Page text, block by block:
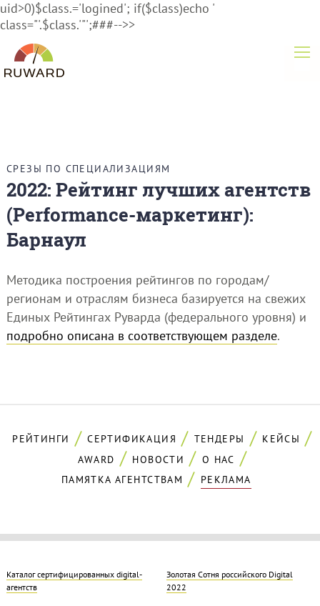
uid>0)$class.='logined'; if($class)echo '
class="'.$class.'"';###-->>
СРЕЗЫ ПО СПЕЦИАЛИЗАЦИЯМ
2022: Рейтинг лучших агентств
(Performance-маркетинг):
Барнаул
Методика построения рейтингов по городам/
регионам и отраслям бизнеса базируется на свежих
Единых Рейтингах Руварда (федерального уровня) и
подробно описана в соответствующем разделе.
РЕЙТИНГИ СЕРТИФИКАЦИЯ ТЕНДЕРЫ
КЕЙСЫ
AWARD
НОВОСТИ
О НАС
ПАМЯТКА АГЕНТСТВАМ
РЕКЛАМА
Каталог сертифицированных digital-
агентств
Золотая Cотня российского Digital
2022